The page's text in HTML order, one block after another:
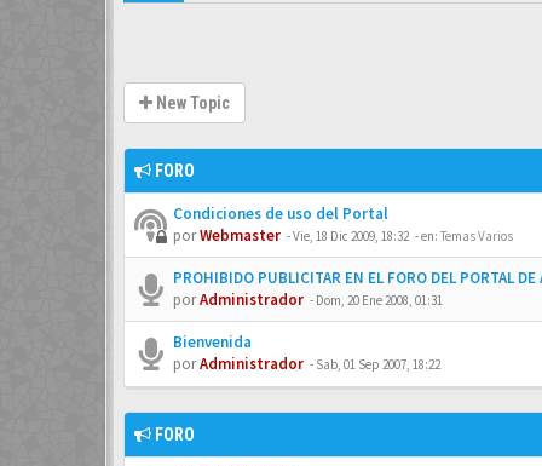
New Topic
FORO
Condiciones de uso del Portal
porWebmaster -Vie, 18 Dic 2009, 18:32 - en: Temas Varios
PROHIBIDO PUBLICITAR EN EL FORO DEL PORTAL DE
porAdministrador - Dom, 20 Ene 2008, 01:31
Bienvenida
porAdministrador - Sab, 01 Sep 2007, 18:22
FORO